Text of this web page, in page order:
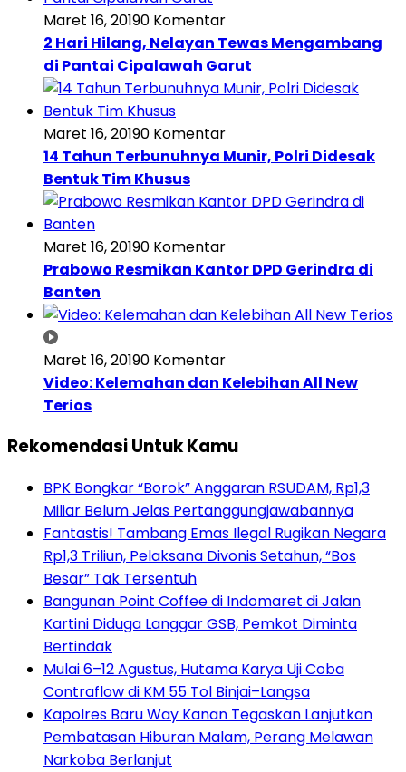
Maret 16, 20190 Komentar
2 Hari Hilang, Nelayan Tewas Mengambang
di Pantai Cipalawah Garut
Maret 16, 20190 Komentar
14 Tahun Terbunuhnya Munir, Polri Didesak
Bentuk Tim Khusus
Maret 16, 20190 Komentar
Prabowo Resmikan Kantor DPD Gerindra di
Banten
Maret 16, 20190 Komentar
Video: Kelemahan dan Kelebihan All New
Terios
Rekomendasi Untuk Kamu
BPK Bongkar “Borok” Anggaran RSUDAM, Rp1,3
Miliar Belum Jelas Pertanggungjawabannya
Fantastis! Tambang Emas Ilegal Rugikan Negara
Rp1,3 Triliun, Pelaksana Divonis Setahun, “Bos
Besar” Tak Tersentuh
Bangunan Point Coffee di Indomaret di Jalan
Kartini Diduga Langgar GSB, Pemkot Diminta
Bertindak
Mulai 6–12 Agustus, Hutama Karya Uji Coba
Contraflow di KM 55 Tol Binjai–Langsa
Kapolres Baru Way Kanan Tegaskan Lanjutkan
Pembatasan Hiburan Malam, Perang Melawan
Narkoba Berlanjut